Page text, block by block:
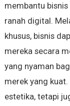
membantu
ranah digital.
khusus, bisnis
mereka secara
yang nyaman
merek yang
estetika, tetapi